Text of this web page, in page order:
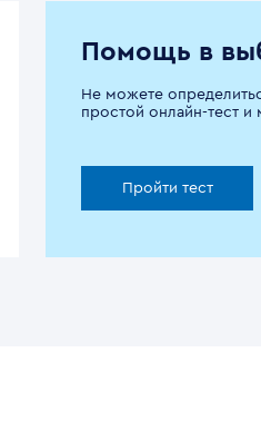
Помощь в
Не можете
простой онлайн-тест
Пройти тест